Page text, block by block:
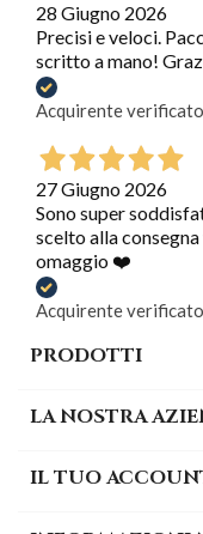
28 Giugno 2026
Precisi e veloci.
scritto a mano!
Acquirente verificato
27 Giugno 2026
Sono super
scelto alla
omaggio ❤️
Acquirente verificato
PRODOTTI
LA NOSTRA
IL TUO